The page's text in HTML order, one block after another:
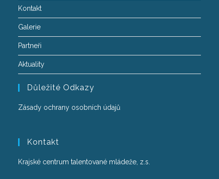
Kontakt
Galerie
Partneři
Aktuality
Důležité Odkazy
Zásady ochrany osobních údajů
Kontakt
Krajské centrum talentované mládeže, z.s.